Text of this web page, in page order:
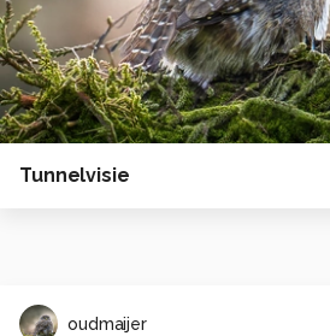
Tunnelvisie
oudmaijer